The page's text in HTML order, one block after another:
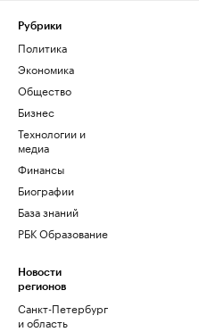
Рубрики
Политика
Экономика
Общество
Бизнес
Технологии и
медиа
Финансы
Биографии
База знаний
РБК Образование
Новости
регионов
Санкт-Петербург
и область